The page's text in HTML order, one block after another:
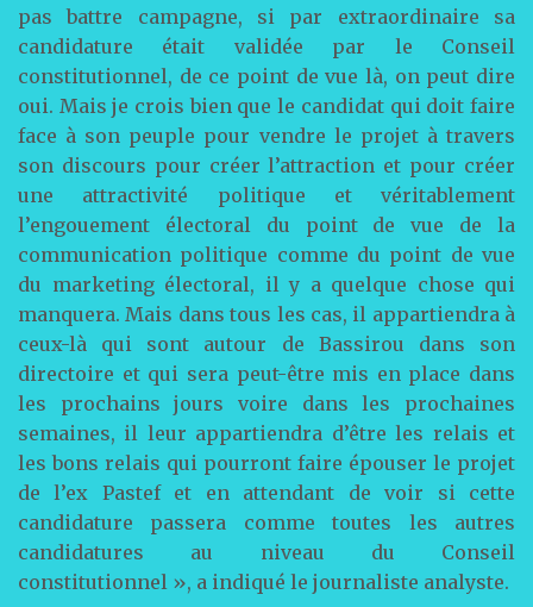
pas battre campagne, si par extraordinaire sa
candidature était validée par le Conseil
constitutionnel, de ce point de vue là, on peut dire
oui. Mais je crois bien que le candidat qui doit faire
face à son peuple pour vendre le projet à travers
son discours pour créer l’attraction et pour créer
une attractivité politique et véritablement
l’engouement électoral du point de vue de la
communication politique comme du point de vue
du marketing électoral, il y a quelque chose qui
manquera. Mais dans tous les cas, il appartiendra à
ceux-là qui sont autour de Bassirou dans son
directoire et qui sera peut-être mis en place dans
les prochains jours voire dans les prochaines
semaines, il leur appartiendra d’être les relais et
les bons relais qui pourront faire épouser le projet
de l’ex Pastef et en attendant de voir si cette
candidature passera comme toutes les autres
candidatures au niveau du Conseil
constitutionnel », a indiqué le journaliste analyste.